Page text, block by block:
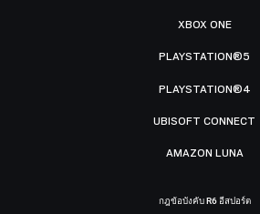
XBOX ONE
PLAYSTATION®5
PLAYSTATION®4
UBISOFT CONNECT
AMAZON LUNA
กฎข้อบังคับ R6 อีสปอร์ต